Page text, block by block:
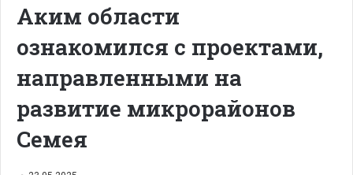
Аким области
ознакомился с проектами,
направленными на
развитие микрорайонов
Семея